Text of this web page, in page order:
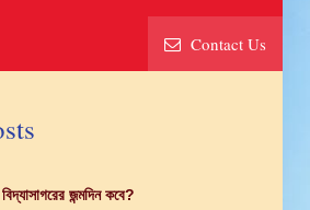
Contact Us
জন্মদিন কবে?